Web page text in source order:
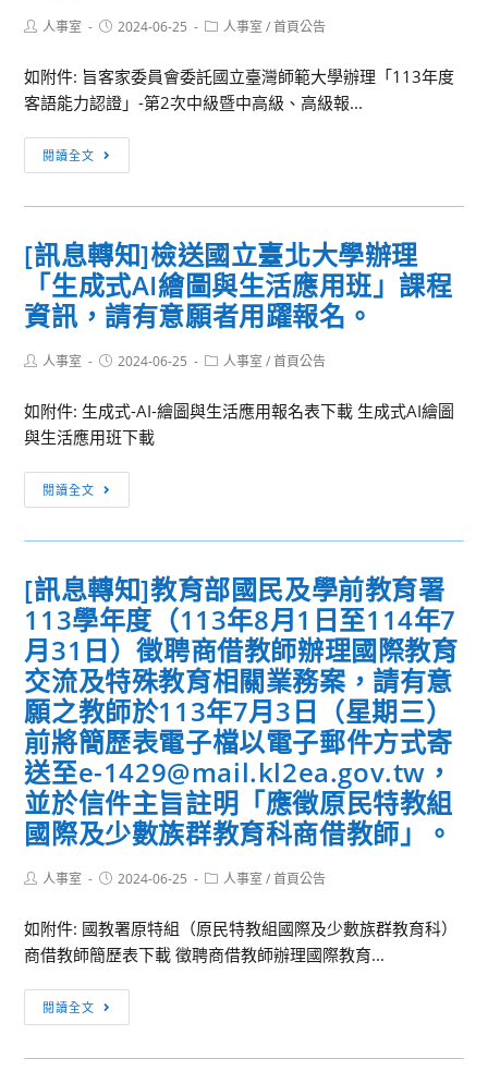
參
與。
彈
辦
公
時
點）
及
家
庭
假
懶
人
包
及
人
員
育
嬰
留
職
停
薪
大
哉
問
短
置
於
處
全
辦
理
113
年
「宜
起
情
定
蘭
陽」
單
聯
誼
遊
實
施
計
畫、
行
程
表
及
報
名
表
各
份，
請
願
未
Post人事室
Post2024-06-25
Post人事室 / 首頁公告
如附件: 旨客家委員會委託國立臺灣師範大學辦理「113年度
客語能力認證」-第2次中級暨中高級、高級報...
閱讀全文
息
轉
客
家
委
員
會
託
國
師
大
學
辦
理
「113
年
度
客
語
能
認
第
2
次
暨
[訊息轉知]檢送國立臺北大學辦理
「生成式AI繪圖與生活應用班」課程
資訊，請有意願者用躍報名。
Post人事室
Post2024-06-25
Post人事室 / 首頁公告
如附件: 生成式-AI-繪圖與生活應用報名表下載 生成式AI繪圖
與生活應用班下載
閱讀全文
息
轉
檢
送
國
立
臺
北
大
學
辦
理
「生
成
AI
繪
活
[訊息轉知]教育部國民及學前教育署
113學年度（113年8月1日至114年7
月31日）徵聘商借教師辦理國際教育
交流及特殊教育相關業務案，請有意
願之教師於113年7月3日（星期三）
前將簡歷表電子檔以電子郵件方式寄
送至e-1429@mail.kl2ea.gov.tw，
並於信件主旨註明「應徵原民特教組
國際及少數族群教育科商借教師」。
Post人事室
Post2024-06-25
Post人事室 / 首頁公告
如附件: 國教署原特組（原民特教組國際及少數族群教育科）
商借教師簡歷表下載 徵聘商借教師辦理國際教育...
閱讀全文
息
轉